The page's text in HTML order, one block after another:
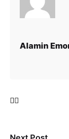
Alamin